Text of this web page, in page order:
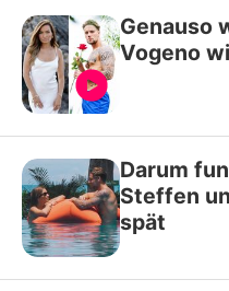
Genauso
Vogeno
Darum
Steffen
spät